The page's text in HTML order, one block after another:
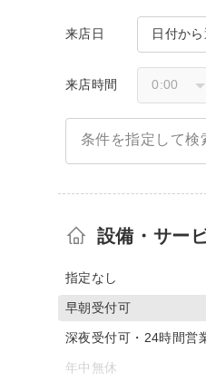
来店日 日付か
来店時間
条件を指定して検
設備・サー
指定なし
早朝受付可
深夜受付可・24時間営
年中無休